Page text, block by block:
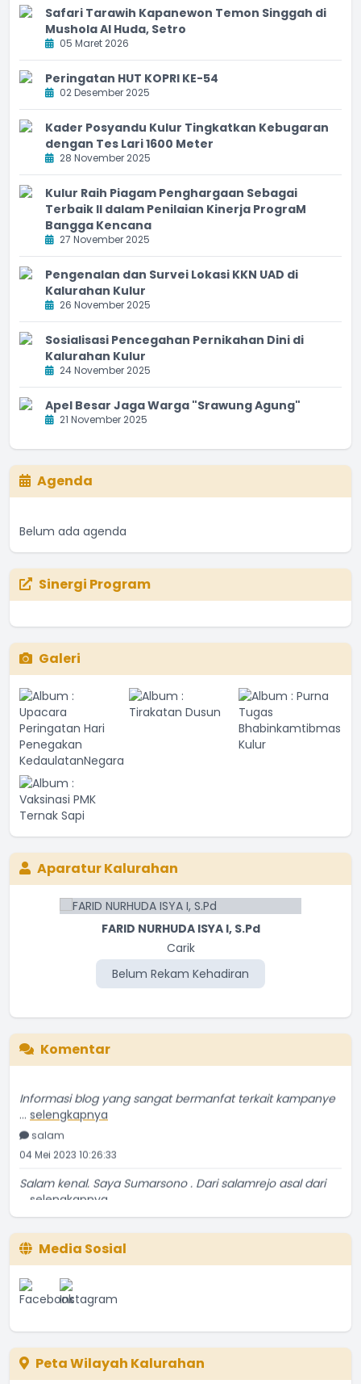
Safari Tarawih Kapanewon Temon Singgah di
Mushola Al Huda, Setro
05 Maret 2026
Peringatan HUT KOPRI KE-54
02 Desember 2025
Kader Posyandu Kulur Tingkatkan Kebugaran
dengan Tes Lari 1600 Meter
28 November 2025
Kulur Raih Piagam Penghargaan Sebagai
Terbaik II dalam Penilaian Kinerja PrograM
Bangga Kencana
27 November 2025
Pengenalan dan Survei Lokasi KKN UAD di
Kalurahan Kulur
26 November 2025
Sosialisasi Pencegahan Pernikahan Dini di
Kalurahan Kulur
24 November 2025
Apel Besar Jaga Warga "Srawung Agung"
21 November 2025
Agenda
Belum ada agenda
Sinergi Program
Galeri
Aparatur Kalurahan
FARID NURHUDA ISYA I, S.Pd
Carik
Belum Rekam Kehadiran
Komentar
...selengkapnya
salam
04 Mei 2023 10:26:33
...selengkapnya
Temanya bagus, ulasannya kurang detil sedikit. Tapi
Yatin Suwarno
perantauan.
...
selengkapnya
Media Sosial
Peta Wilayah Kalurahan